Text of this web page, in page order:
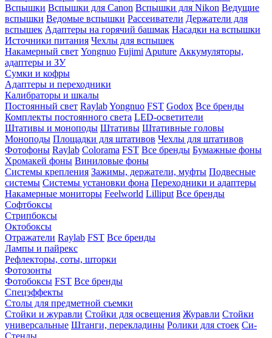
Вспышки Вспышки для Canon Вспышки для Nikon Ведущие
вспышки Ведомые вспышки Рассеиватели Держатели для
вспышек Адаптеры на горячий башмак Насадки на вспышки
Источники питания Чехлы для вспышек
Накамерный свет Yongnuo Fujimi Aputure Аккумуляторы,
адаптеры и ЗУ
Сумки и кофры
Адаптеры и переходники
Калибраторы и шкалы
Постоянный свет RaylabYongnuo FST Godox Все бренды
Комплекты постоянного света LED-осветители
Штативы и моноподы Штативы Штативные головы
Моноподы Площадки для штативов Чехлы для штативов
Фотофоны Raylab Colorama FST Все бренды Бумажные фоны
Хромакей фоны Виниловые фоны
Системы крепления Зажимы, держатели, муфты Подвесные
системы Системы установки фона Переходники и адаптеры
Накамерные мониторы Feelworld Lilliput Все бренды
Софтбоксы
Стрипбоксы
Октобоксы
Отражатели Raylab FST Все бренды
Лампы и пайрекс
Рефлекторы, соты, шторки
Фотозонты
Фотобоксы FST Все бренды
Спецэффекты
Столы для предметной съемки
Стойки и журавли Стойки для освещения Журавли Стойки
универсальные Штанги, перекладины Ролики для стоек Си-
Стенды